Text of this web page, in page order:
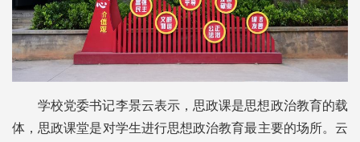
学校党委书记李景云表示，思政课是思想政治教育的载
体，思政课堂是对学生进行思想政治教育最主要的场所。云